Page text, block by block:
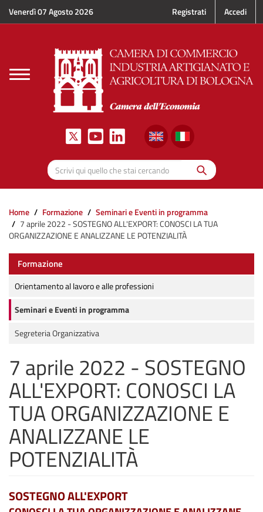
Salta al contenuto principale
Venerdì 07 Agosto 2026 Registrati Accedi
Toggle
navigation
Scrivi qui quello che stai cercando
Cerca
Home Formazione
Seminari e Eventi in programma
7 aprile 2022 - SOSTEGNO ALL'EXPORT: CONOSCI LA TUA
ORGANIZZAZIONE E ANALIZZANE LE POTENZIALITÀ
Formazione
Orientamento al lavoro e alle professioni
Seminari e Eventi in programma
Segreteria Organizzativa
7 aprile 2022 - SOSTEGNO
ALL'EXPORT: CONOSCI LA
TUA ORGANIZZAZIONE E
ANALIZZANE LE
POTENZIALITÀ
SOSTEGNO ALL'EXPORT